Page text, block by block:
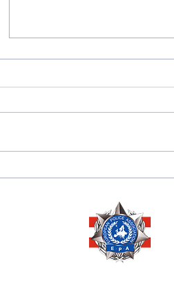
BEZIEHUNGEN
ZWISCHEN PERU 🇵🇪
UND ÖSTERREICH 🇦🇹